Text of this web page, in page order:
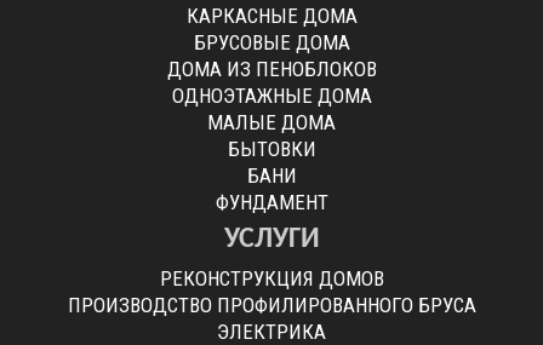
КАРКАСНЫЕ ДОМА
БРУСОВЫЕ ДОМА
ДОМА ИЗ ПЕНОБЛОКОВ
ОДНОЭТАЖНЫЕ ДОМА
МАЛЫЕ ДОМА
БЫТОВКИ
БАНИ
ФУНДАМЕНТ
УСЛУГИ
РЕКОНСТРУКЦИЯ ДОМОВ
ПРОИЗВОДСТВО ПРОФИЛИРОВАННОГО БРУСА
ЭЛЕКТРИКА